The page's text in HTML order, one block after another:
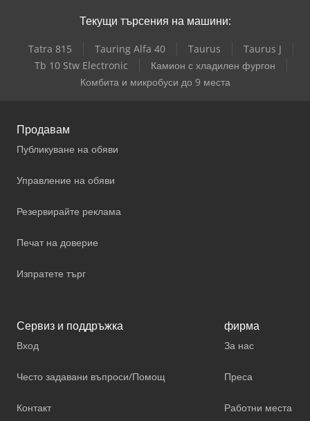
Текущи търсения на машини:
Tatra 815 Tauring Alfa 40 Taurus
Taurus J
Tb 10 Stw Electronic
Камион с хладилен фургон
Комбита и микробуси до 9 места
Продавам
Публикуване на обяви
Управление на обяви
Резервирайте реклама
Печат на доверие
Изпратете търг
Сервиз и поддръжка
Вход
Често задавани въпроси/Помощ
Контакт
фирма
За нас
Преса
Работни места